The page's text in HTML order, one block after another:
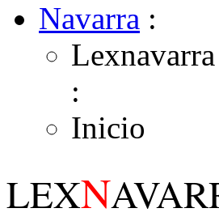
Navarra :
Lexnavarra
:
Inicio
LEXN